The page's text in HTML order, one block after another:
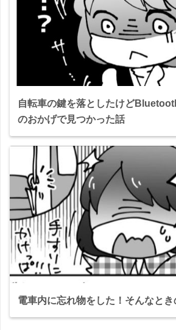
自転車の鍵を落としたけど
のおかげで見つかった話
電車内に忘れ物をした！そんなと